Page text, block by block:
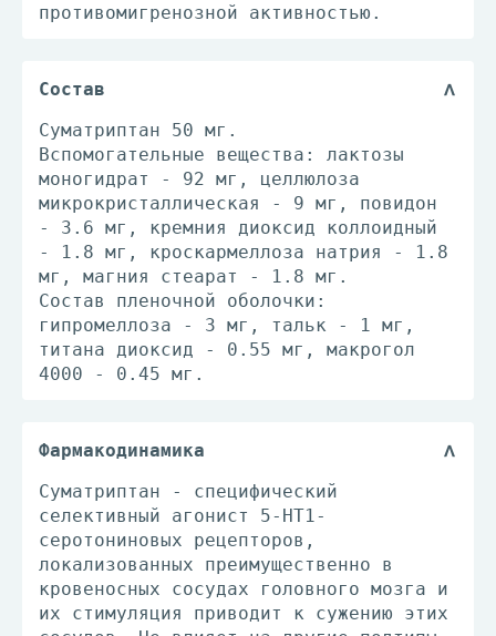
противомигренозной активностью.
Состав
Суматриптан 50 мг.
Вспомогательные вещества: лактозы
моногидрат - 92 мг, целлюлоза
микрокристаллическая - 9 мг, повидон
- 3.6 мг, кремния диоксид коллоидный
- 1.8 мг, кроскармеллоза натрия - 1.8
мг, магния стеарат - 1.8 мг.
Состав пленочной оболочки:
гипромеллоза - 3 мг, тальк - 1 мг,
титана диоксид - 0.55 мг, макрогол
4000 - 0.45 мг.
Фармакодинамика
Суматриптан - специфический
селективный агонист 5-НТ1-
серотониновых рецепторов,
локализованных преимущественно в
кровеносных сосудах головного мозга и
их стимуляция приводит к сужению этих